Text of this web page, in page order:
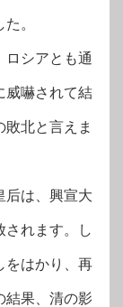
。
ロシアとも通
威嚇されて結
北と言えま
后は、興宣大
されます。し
をはかり、再
結果、清の影